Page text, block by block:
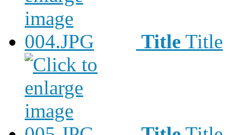
Title Title